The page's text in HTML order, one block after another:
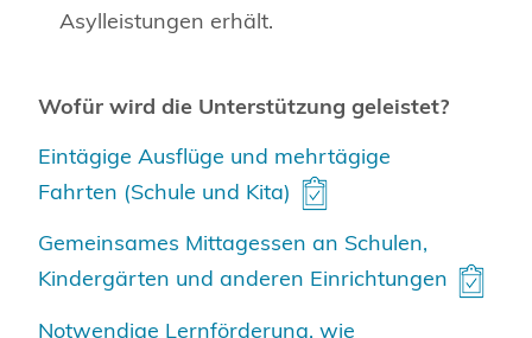
Asylleistungen erhält.
Wofür wird die Unterstützung geleistet?
Eintägige Ausflüge und mehrtägige
Fahrten (Schule und Kita)
Gemeinsames Mittagessen an Schulen,
Kindergärten und anderen Einrichtungen
Notwendige Lernförderung, wie